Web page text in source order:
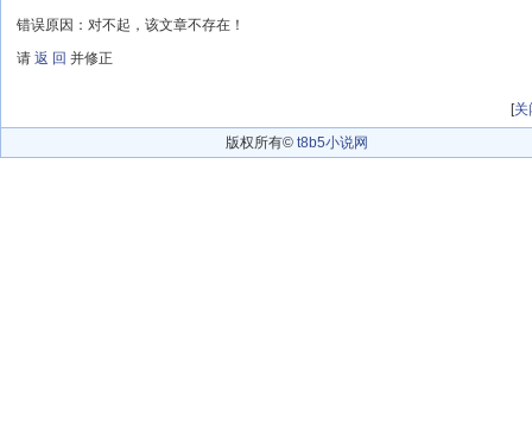
错误原因：对不起，该文章不存在！
请 返 回 并修正
[关
版权所有© t8b5小说网